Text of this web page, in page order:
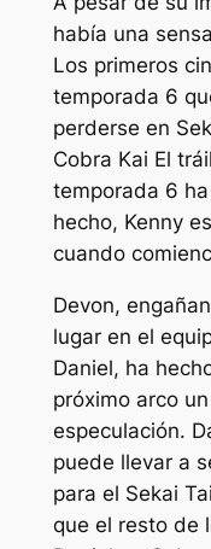
había una
Los primeros
temporada 6
perderse en
Cobra Kai El
temporada 6
hecho, Kenny
cuando
Devon,
lugar en el
Daniel, ha
próximo arco
especulación.
puede llevar a
para el Sekai
que el resto de